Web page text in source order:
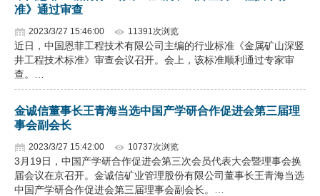
准》通过审查
2023/3/27 15:46:00 11391次浏览
近日，中国恩菲工程技术有限公司主编的行业标准《金属矿山深竖
井工程技术标准》审查会议召开。会上，该标准顺利通过专家审
查。…
金诚信董事长王青海当选中国产学研合作促进会第三届理
事会副会长
2023/3/27 15:42:00 10737次浏览
3月19日，中国产学研合作促进会第三次会员代表大会暨理事会换
届会议在京召开。金诚信矿业管理股份有限公司董事长王青海当选
中国产学研合作促进会第三届理事会副会长。…